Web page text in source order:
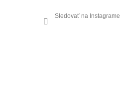
Sledovať na Instagrame